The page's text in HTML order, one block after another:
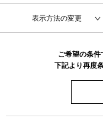
表示方法の変更
ご希望の条件
下記より再度